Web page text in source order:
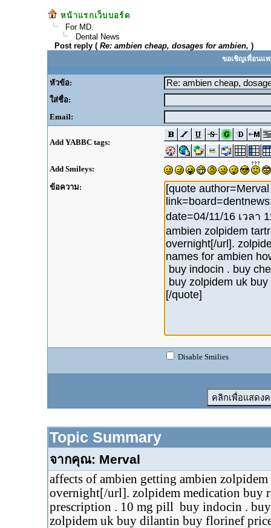
หน้าแรกเว็บบอร์ด
For MD.
Dental News
Post reply ( Re: ambien cheap, dosages for ambien, )
ขอเชิญเพื่อนแ
หัวข้อ:
ใส่ชื่อ:
Email:
Add YABBC tags:
Add Smileys:
ข้อความ:
Disable Smilies
Topic Summary
จากคุณ: Merval
affects of ambien getting ambien
overnight[/url]. zolpidem medication buy
prescription . 10 mg pill buy indocin .
zolpidem uk buy dilantin buy florinef